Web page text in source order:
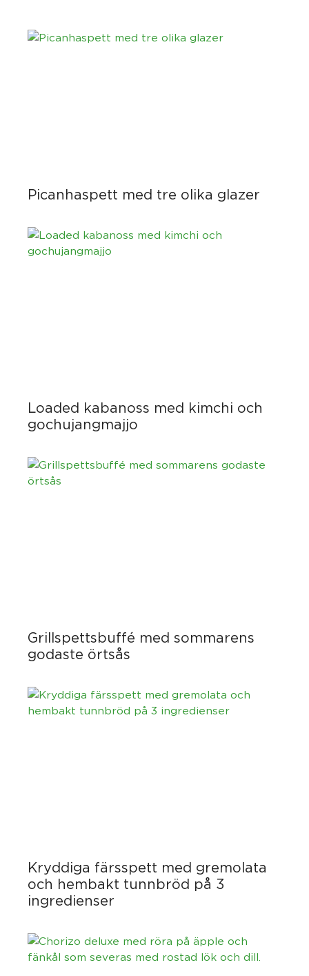
Picanhaspett med tre olika glazer
Loaded kabanoss med kimchi och
gochujangmajjo
Grillspettsbuffé med sommarens
godaste örtsås
Kryddiga färsspett med gremolata
och hembakt tunnbröd på 3
ingredienser